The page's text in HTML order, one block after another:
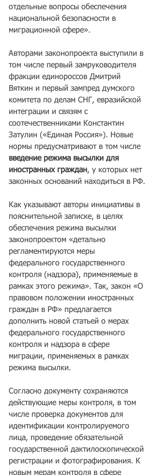
отдельные вопросы обеспечения
национальной безопасности в
миграционной сфере».
Авторами законопроекта выступили в
том числе первый замруководителя
фракции единороссов Дмитрий
Вяткин и первый зампред думского
комитета по делам СНГ, евразийской
интеграции и связям с
соотечественниками Константин
Затулин («Единая Россия»). Новые
нормы предусматривают в том числе
введение режима высылки для
иностранных граждан, у которых нет
законных оснований находиться в РФ.
Как указывают авторы инициативы в
пояснительной записке, в целях
обеспечения режима высылки
законопроектом «детально
регламентируются меры
федерального государственного
контроля (надзора), применяемые в
рамках этого режима». Так, закон «О
правовом положении иностранных
граждан в РФ» предлагается
дополнить новой статьей о мерах
федерального государственного
контроля и надзора в сфере
миграции, применяемых в рамках
режима высылки.
Согласно документу сохраняются
действующие меры контроля, в том
числе проверка документов для
идентификации контролируемого
лица, проведение обязательной
государственной дактилоскопической
регистрации и фотографирования. К
новым мерам контроля в сфере